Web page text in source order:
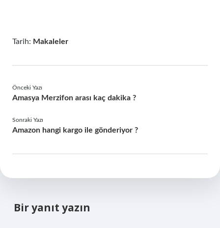
Tarih: Makaleler
Önceki Yazı
Amasya Merzifon arası kaç dakika ?
Sonraki Yazı
Amazon hangi kargo ile gönderiyor ?
Bir yanıt yazın